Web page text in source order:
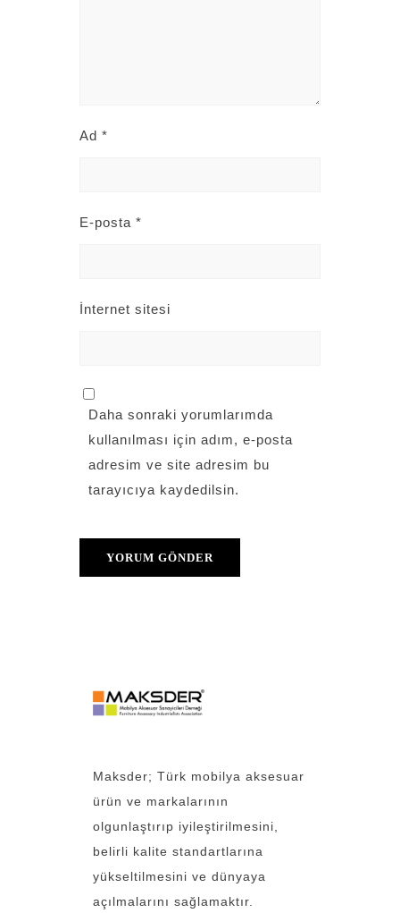
Ad *
E-posta *
İnternet sitesi
Daha sonraki yorumlarımda
kullanılması için adım, e-posta
adresim ve site adresim bu
tarayıcıya kaydedilsin.
Maksder; Türk mobilya aksesuar
ürün ve markalarının
olgunlaştırıp iyileştirilmesini,
belirli kalite standartlarına
yükseltilmesini ve dünyaya
açılmalarını sağlamaktır.